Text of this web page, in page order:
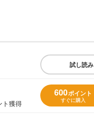
試し読み
ト獲得
600ポイント
すぐに購入